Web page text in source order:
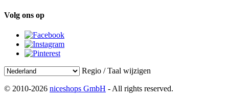
Volg ons op
Regio / Taal wijzigen
© 2010-2026 niceshops GmbH - All rights reserved.